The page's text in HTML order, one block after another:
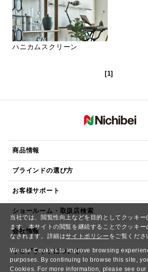
当社では、閲覧性向上などを目的としてクッキ
ます。本サイトの閲覧を継続することでクッキ
なされます。詳細はサイトポリシー をご覧くださ
We use Cookies to improve browsing
purposes. By continuing to browse this site,
Cookies. For more information, please see our
ハニカムスクリーン
[1]
商品情報
ブラインドの選び方
お客様サポート
ショールーム・取扱店検索
会社情報
ウェブサイトについて